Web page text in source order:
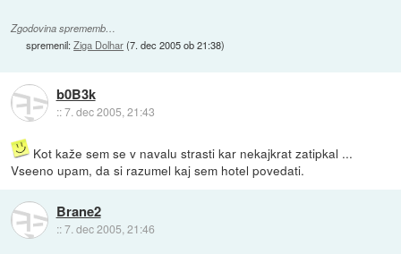
Zgodovina sprememb…
spremenil:Ziga Dolhar(7. dec 2005 ob 21:38)
b0B3k
::7. dec 2005, 21:43
Kot kaže sem se v navalu strasti kar nekajkrat zatipkal ...
Vseeno upam, da si razumel kaj sem hotel povedati.
Brane2
::7. dec 2005, 21:46